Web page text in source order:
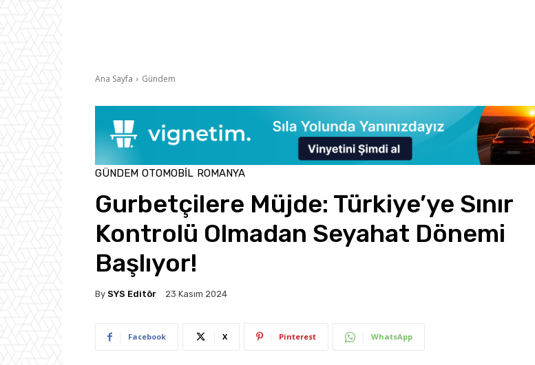
Ana Sayfa Gündem
GÜNDEM OTOMOBIL ROMANYA
Gurbetçilere Müjde: Türkiye’ye Sınır
Kontrolü Olmadan Seyahat Dönemi
Başlıyor!
By SYS Editör 23 Kasım 2024
Facebook X Pinterest WhatsApp